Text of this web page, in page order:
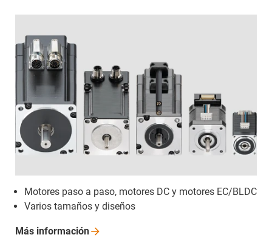
Motores paso a paso, motores DC y motores EC/BLDC
Varios tamaños y diseños
Más información